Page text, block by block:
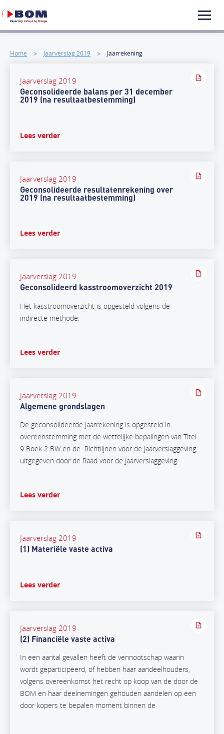
Home Jaarverslag 2019 Jaarrekening
Jaarverslag 2019
Geconsolideerde balans per 31 december
2019 (na resultaatbestemming)
Lees verder
Jaarverslag 2019
Geconsolideerde resultatenrekening over
2019 (na resultaatbestemming)
Lees verder
Jaarverslag 2019
Geconsolideerd kasstroomoverzicht 2019
Het kasstroomoverzicht is opgesteld volgens de
indirecte methode.
Lees verder
Jaarverslag 2019
Algemene grondslagen
De geconsolideerde jaarrekening is opgesteld in
overeenstemming met de wettelijke bepalingen van Titel
9 Boek 2 BW en de Richtlijnen voor de jaarverslaggeving,
uitgegeven door de Raad voor de Jaarverslaggeving.
Lees verder
Jaarverslag 2019
(1) Materiële vaste activa
Lees verder
Jaarverslag 2019
(2) Financiële vaste activa
In een aantal gevallen heeft de vennootschap waarin
wordt geparticipeerd, of hebben haar aandeelhouders,
volgens overeenkomst het recht op koop van de door de
BOM en haar deelnemingen gehouden aandelen op een
door kopers te bepalen moment binnen de